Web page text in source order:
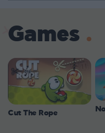
Games
Cut The Rope